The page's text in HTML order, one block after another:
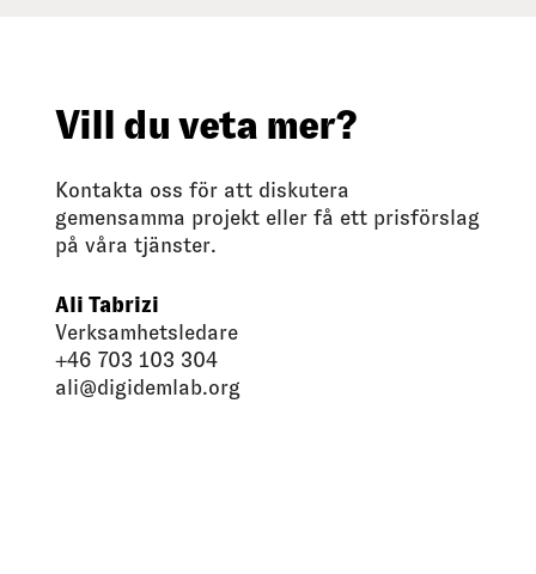
Vill du veta mer?
Kontakta oss för att diskutera
gemensamma projekt eller få ett prisförslag
på våra tjänster.
Ali Tabrizi
Verksamhetsledare
+46 703 103 304
ali@digidemlab.org